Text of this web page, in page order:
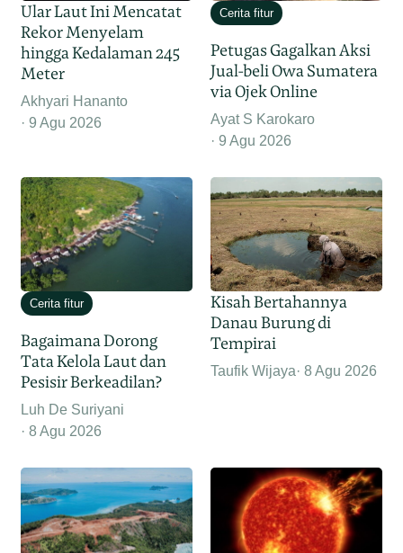
Ular Laut Ini Mencatat
Rekor Menyelam
hingga Kedalaman 245
Meter
Akhyari Hananto
9 Agu 2026
Cerita fitur
Petugas Gagalkan Aksi
Jual-beli Owa Sumatera
via Ojek Online
Ayat S Karokaro
9 Agu 2026
Cerita fitur
Bagaimana Dorong
Tata Kelola Laut dan
Pesisir Berkeadilan?
Luh De Suriyani
8 Agu 2026
Kisah Bertahannya
Danau Burung di
Tempirai
Taufik Wijaya 8 Agu 2026